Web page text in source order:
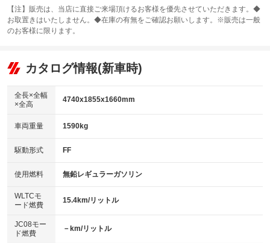
：装備なし
サンルーフ
：装備なし ABS
リフトアップ
：装備なし
：装備なし
パワーウィンドウ
アイドリングストップ
：装備あり
USB入力端子
：装備あり
100V電源
：装備なし
センターデフロック
：装備なし
電動格納ミラー
：装備あり
カーナビ：メモリーナビ他
：装備あり
TV：フルセグ
：装備あり
ビジュアル
：装備なし
：装備あり
革シート
キーレス
HID(キセノンライト)
：装備なし
バックカメラ
：装備あり
エアロ
：装備なし
：装備なし
パワーシート
【注】販売は、当店に直接ご来場頂けるお客様を優先させていただきます。◆
お取置きはいたしません。◆在庫の有無をご確認お願いします。※販売は一般
のお客様に限ります。
カタログ情報(新車時)
全長×全幅
×全高
4740x1855x1660mm
車両重量 1590kg
駆動形式 FF
使用燃料 無鉛レギュラーガソリン
WLTCモ
ード燃費
15.4km/リットル
JC08モー
ド燃費
－km/リットル